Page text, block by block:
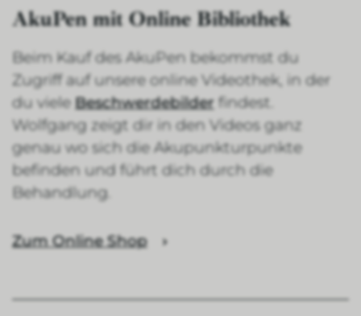
AkuPen mit Online Bibliothek
Beim Kauf des AkuPen bekommst du
Zugriff auf unsere online Videothek, in der
du viele Beschwerdebilder findest.
Wolfgang zeigt dir in den Videos ganz
genau wo sich die Akupunkturpunkte
befinden und führt dich durch die
Behandlung.
Zum Online Shop